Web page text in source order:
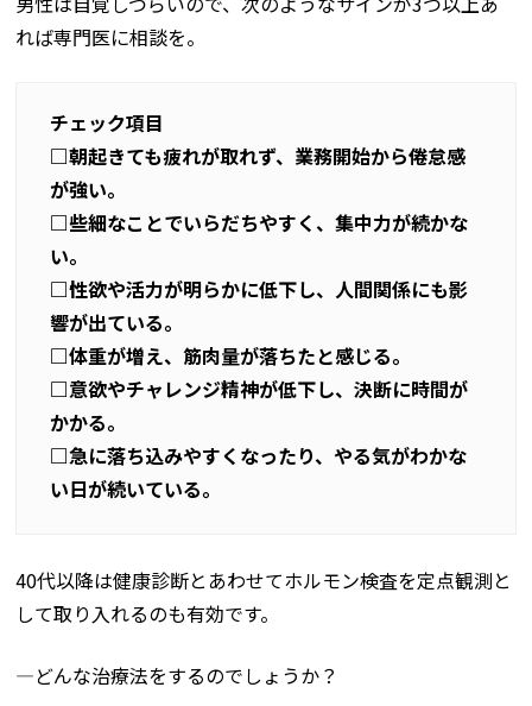
れば専門医に相談を。
チェック項目
□朝起きても疲れが取れず、業務開始から倦怠感
が強い。
□些細なことでいらだちやすく、集中力が続かな
い。
□性欲や活力が明らかに低下し、人間関係にも影
響が出ている。
□体重が増え、筋肉量が落ちたと感じる。
□意欲やチャレンジ精神が低下し、決断に時間が
かかる。
□急に落ち込みやすくなったり、やる気がわかな
い日が続いている。
40代以降は健康診断とあわせてホルモン検査を定点観測と
して取り入れるのも有効です。
―どんな治療法をするのでしょうか？